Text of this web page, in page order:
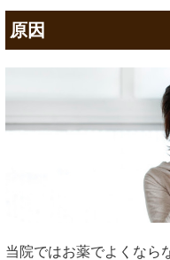
原因
当院ではお薬でよくなら